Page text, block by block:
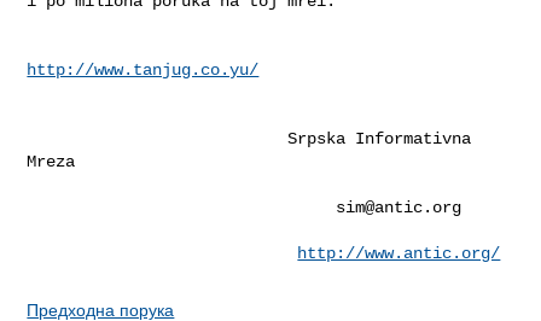
http://www.tanjug.co.yu/
                           Srpska Informativna
Mreza
sim@antic.org
http://www.antic.org/
Предходна порука